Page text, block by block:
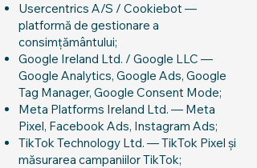
Usercentrics A/S / Cookiebot —
platformă de gestionare a
consimțământului;
Google Ireland Ltd. / Google LLC —
Google Analytics, Google Ads, Google
Tag Manager, Google Consent Mode;
Meta Platforms Ireland Ltd. — Meta
Pixel, Facebook Ads, Instagram Ads;
TikTok Technology Ltd. — TikTok Pixel și
măsurarea campaniilor TikTok;